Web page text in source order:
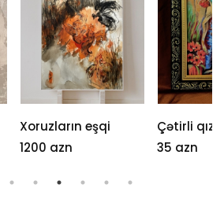
Xoruzların eşqi
1200 azn
Çətirli qız
35 azn